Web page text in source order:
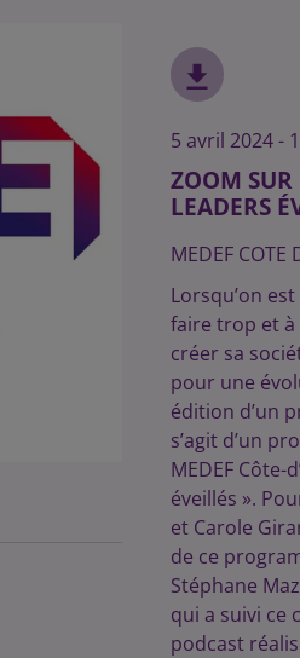
5 avril 2024 -
ZOOM
LEADERS
MEDEF COTE
Lorsqu’on
faire trop et
créer sa
pour une
édition d’un
s’agit d’un
MEDEF Côte-
éveillés ».
et Carole
de ce
Stéphane
qui a suivi ce
podcast